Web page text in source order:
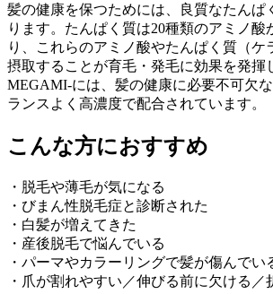
髪の健康を保つためには、良質なたんぱ
ります。たんぱく質は20種類のアミノ酸
り、これらのアミノ酸やたんぱく質（ケ
摂取することが育毛・発毛に効果を発揮
MEGAMI-には、髪の健康に必要不可欠
ランスよく高濃度で配合されています。
こんな方におすすめ
・脱毛や薄毛が気になる
・びまん性脱毛症と診断された
・白髪が増えてきた
・産後脱毛で悩んでいる
・パーマやカラーリングで髪が傷んでい
・爪が割れやすい／伸びる前に欠ける／